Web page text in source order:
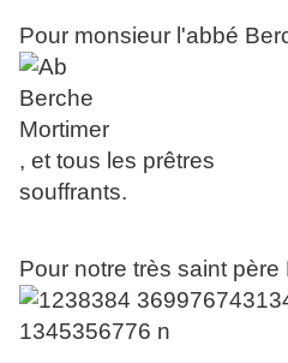
Pour monsieur l'abbé
, et tous les prêtres
souffrants.
Pour notre très saint père